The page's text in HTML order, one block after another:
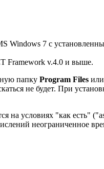
7 с
Framework v.4.0 и выше.
папку Program Files или
не будет. При
на условиях "как есть"
неограниченное